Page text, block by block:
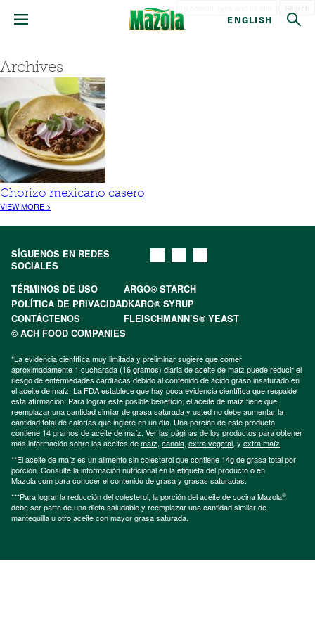
ENGLISH
Archives
Chorizo mexicano casero
VIEW MORE >
SÍGUENOS EN REDES
SOCIALES
TÉRMINOS DE USO
ARGO® STARCH
POLÍTICA DE PRIVACIDADKARO® SYRUP
CONTÁCTENOS
FLEISCHMANN’S® YEAST
© ACH FOOD COMPANIES
*La evidencia científica muy limitada y preliminar sugiere que comer
aproximadamente 1 cucharada (16 gramos) diaria de aceite de maíz puede reducir el
riesgo de enfermedades cardíacas debido al contenido de ácido graso insaturado en
el aceite de maíz. La FDA establece que hay poca evidencia científica que respalde
esta afirmación. Para lograr este posible beneficio, el aceite de maíz tiene que
reemplazar una cantidad similar de grasa saturada y usted no debe aumentar la
cantidad total de calorías que ingiere en un día. Una porción de este producto
contiene 14 gramos de aceite de maíz. Ver las páginas de los productos para obtener
más información sobre los aceites demaíz, canola, extra vegetal, y extra maíz.
**El aceite de maíz es un alimento sin colesterol que contiene 14g de grasa total por
porción. Consulte la información nutricional en la etiqueta del producto o en
Mazola.com para conocer el contenido de grasa y grasas saturadas.
***Para lograr la reducción del colesterol, la porción del aceite de cocina Mazola®
debe ser parte de una dieta saludable y reemplazar una cantidad similar de
mantequilla u otro aceite con mayor grasa saturada.